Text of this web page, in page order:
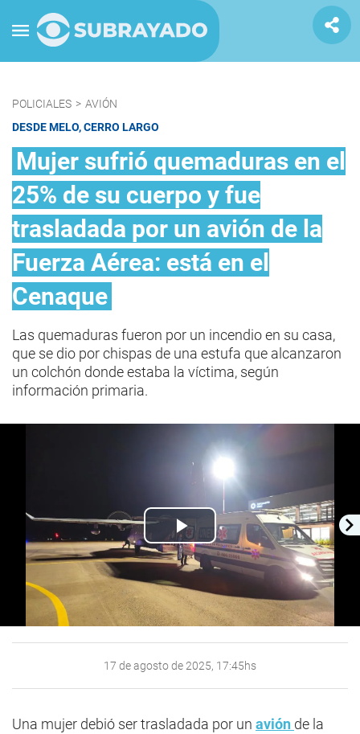
POLICIALES > AVIÓN
DESDE MELO, CERRO LARGO
Mujer sufrió quemaduras en el
25% de su cuerpo y fue
trasladada por un avión de la
Fuerza Aérea: está en el
Cenaque
Las quemaduras fueron por un incendio en su casa,
que se dio por chispas de una estufa que alcanzaron
un colchón donde estaba la víctima, según
información primaria.
Play
Video
17 de agosto de 2025, 17:45hs
Una mujer debió ser trasladada por un avión de la